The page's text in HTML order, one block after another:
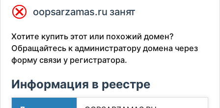
⮿ oopsarzamas.ru занят
Хотите купить этот или похожий домен?
Обращайтесь к администратору домена через
форму связи у регистратора.
Информация в реестре